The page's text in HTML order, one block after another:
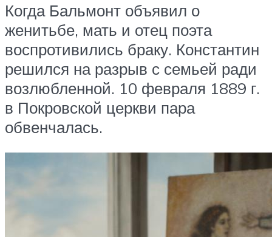
Когда Бальмонт объявил о
женитьбе, мать и отец поэта
воспротивились браку. Константин
решился на разрыв с семьей ради
возлюбленной. 10 февраля 1889 г.
в Покровской церкви пара
обвенчалась.